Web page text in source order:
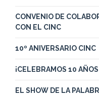
CONVENIO DE
CON EL CINC
10º ANIVERSARIO CINC
¡CELEBRAMOS 10
EL SHOW DE LA